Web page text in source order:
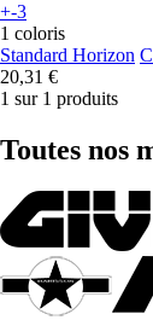
+-3
1 coloris
Standard Horizon
20,31 €
1 sur 1 produits
Toutes nos